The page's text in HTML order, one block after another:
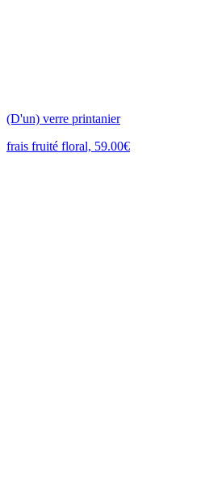
(D'un) verre printanier
frais fruité floral, 59.00€